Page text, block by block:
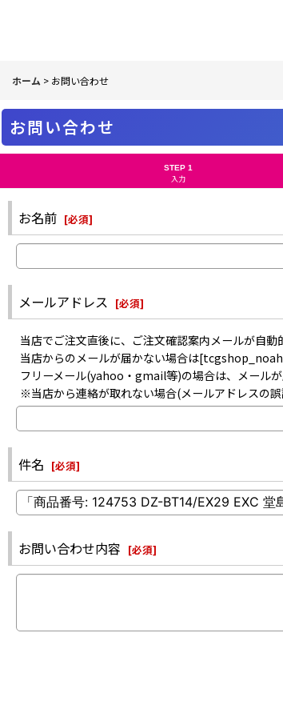
ホーム > お問い合わせ
お問い合わせ
STEP 1
入力
お名前 [必須]
メールアドレス [必須]
当店でご注文直後に、ご注文確認案内メールが自動
当店からのメールが届かない場合は
フリーメール(yahoo・gmail等)の場合は、メール
※当店から連絡が取れない場合(メールアドレスの
件名 [必須]
お問い合わせ内容 [必須]